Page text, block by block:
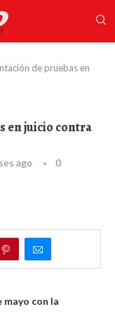
de pruebas en
en juicio contra
ago
0
mayo con la